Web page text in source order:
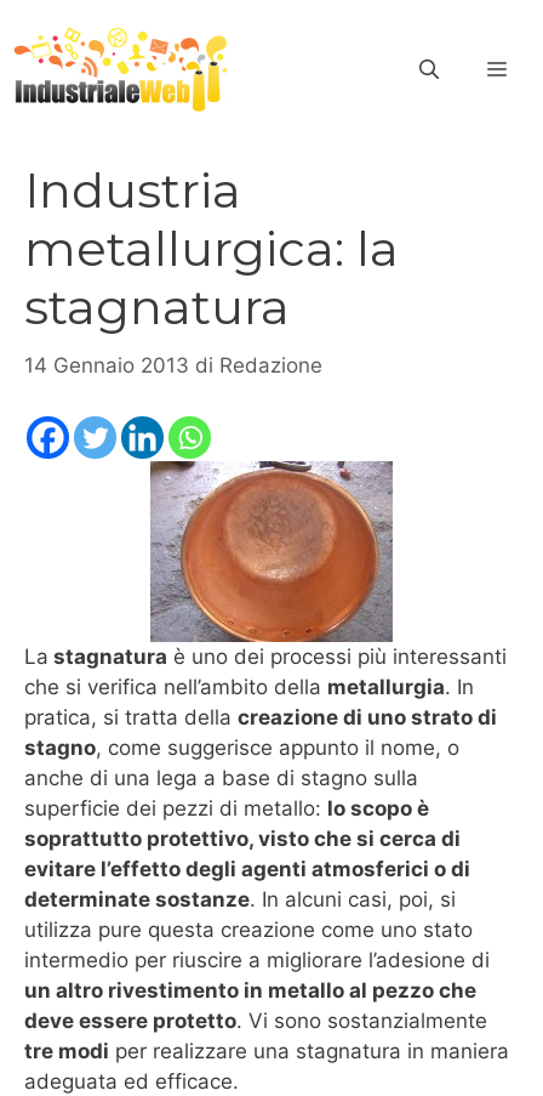
al
contenuto
Industria
metallurgica: la
stagnatura
14 Gennaio 2013 di Redazione
La stagnatura è uno dei processi più interessanti
che si verifica nell’ambito della metallurgia. In
pratica, si tratta della creazione di uno strato di
stagno, come suggerisce appunto il nome, o
anche di una lega a base di stagno sulla
superficie dei pezzi di metallo: lo scopo è
soprattutto protettivo, visto che si cerca di
evitare l’effetto degli agenti atmosferici o di
determinate sostanze. In alcuni casi, poi, si
utilizza pure questa creazione come uno stato
intermedio per riuscire a migliorare l’adesione di
un altro rivestimento in metallo al pezzo che
deve essere protetto. Vi sono sostanzialmente
tre modi per realizzare una stagnatura in maniera
adeguata ed efficace.